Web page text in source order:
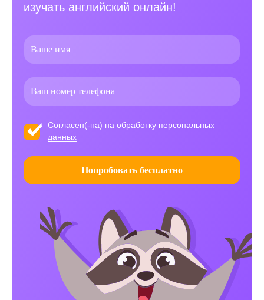
изучать английский онлайн!
Согласен(-на) на обработку персональных
данных
Попробовать бесплатно